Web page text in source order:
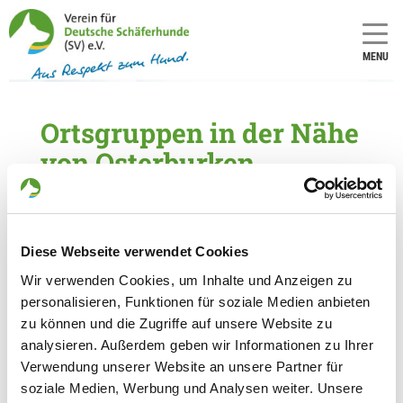
Diese Webseite verwendet Cookies
Wir verwenden Cookies, um Inhalte und Anzeigen zu
personalisieren, Funktionen für soziale Medien anbieten
zu können und die Zugriffe auf unsere Website zu
analysieren. Außerdem geben wir Informationen zu Ihrer
Verwendung unserer Website an unsere Partner für
soziale Medien, Werbung und Analysen weiter. Unsere
MENU
Ortsgruppen in der Nähe
von Osterburken
5 Ortsgruppen im Umkreis von 20 km gefunden
OG - Buchen-Bödigheim e.V.
Details
74722 Buchen-Bödigheim
OG - Robern
74864 Fahrenbach-Robern